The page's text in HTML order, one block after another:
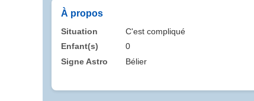
À propos
Situation
C'est compliqué
Enfant(s)
0
Signe Astro
Bélier